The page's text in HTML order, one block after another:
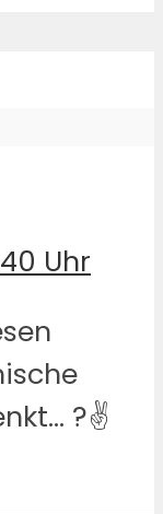
Uhr
?✌